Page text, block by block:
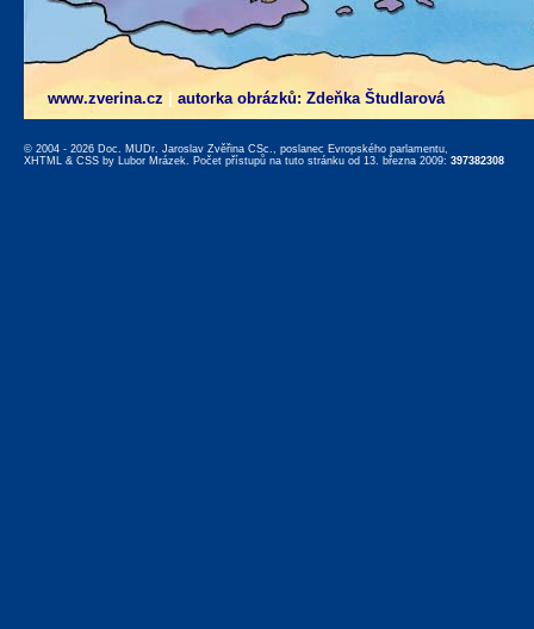
www.zverina.cz autorka obrázků: Zdeňka Študlarová
© 2004 - 2026 Doc. MUDr. Jaroslav Zvěřina CSc., poslanec Evropského parlamentu,
XHTML & CSS by Lubor Mrázek. Počet přístupů na tuto stránku od 13. března 2009: 397382308